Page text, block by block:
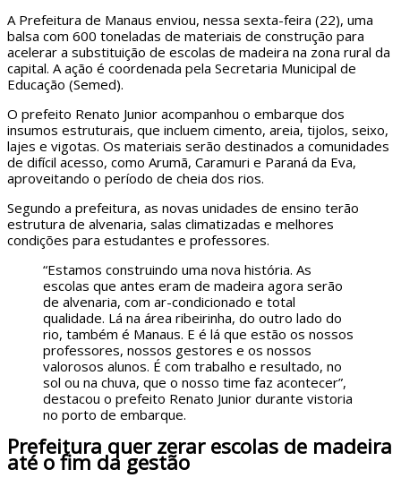
A Prefeitura de Manaus enviou, nessa sexta-feira (22), uma
balsa com 600 toneladas de materiais de construção para
acelerar a substituição de escolas de madeira na zona rural da
capital. A ação é coordenada pela Secretaria Municipal de
Educação (Semed).
O prefeito Renato Junior acompanhou o embarque dos
insumos estruturais, que incluem cimento, areia, tijolos, seixo,
lajes e vigotas. Os materiais serão destinados a comunidades
de difícil acesso, como Arumã, Caramuri e Paraná da Eva,
aproveitando o período de cheia dos rios.
Segundo a prefeitura, as novas unidades de ensino terão
estrutura de alvenaria, salas climatizadas e melhores
condições para estudantes e professores.
“Estamos construindo uma nova história. As
escolas que antes eram de madeira agora serão
de alvenaria, com ar-condicionado e total
qualidade. Lá na área ribeirinha, do outro lado do
rio, também é Manaus. E é lá que estão os nossos
professores, nossos gestores e os nossos
valorosos alunos. É com trabalho e resultado, no
sol ou na chuva, que o nosso time faz acontecer”,
destacou o prefeito Renato Junior durante vistoria
no porto de embarque.
Prefeitura quer zerar escolas de madeira
até o fim da gestão